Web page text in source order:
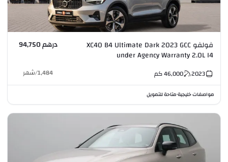
فولفو XC40 B4 Ultimate Dark 2023 GCC
under Agency Warranty 2.0L I4
درهم 94,750
2023
46,000كم 1,484
/شهر
مواصفات خليجية•متاحة للتمويل